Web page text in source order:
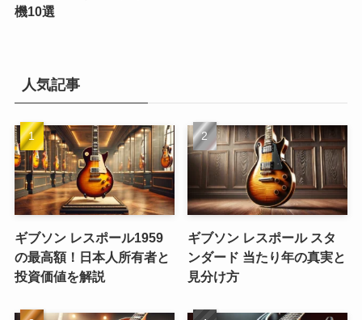
機10選
人気記事
ギブソン レスポール1959
の最高額！日本人所有者と
投資価値を解説
ギブソン レスポール スタ
ンダード 当たり年の真実と
見分け方